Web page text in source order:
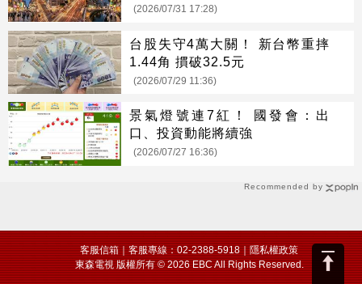
Recommended by
(2026/07/31 17:28)
台股失守4萬大關！ 新台幣重摔
1.44角 摜破32.5元
(2026/07/29 11:36)
景氣燈號連7紅！ 國發會：出
口、投資動能將續強
(2026/07/27 16:36)
客服信箱｜客服專線：02-2388-5918｜隱私權政策
東森電視 版權所有 © 2026 EBC All Rights Reserved.